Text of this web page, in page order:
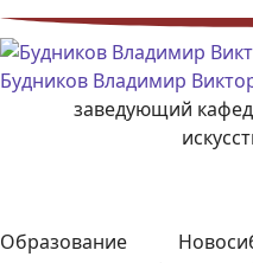
Будников Владимир
заведующий
Образование